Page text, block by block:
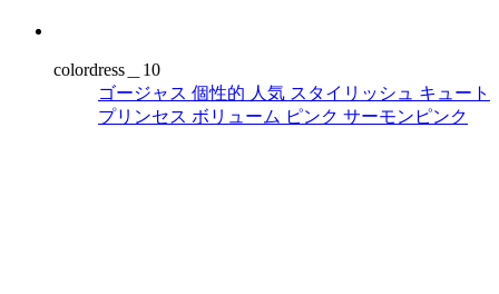
colordress＿10
ゴージャス 個性的 人気 スタイリッシュ キュート
プリンセス ボリューム ピンク サーモンピンク